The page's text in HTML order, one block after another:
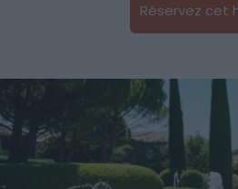
Réservez cet